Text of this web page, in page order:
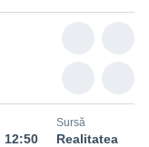
12:50
Sursă
Realitatea